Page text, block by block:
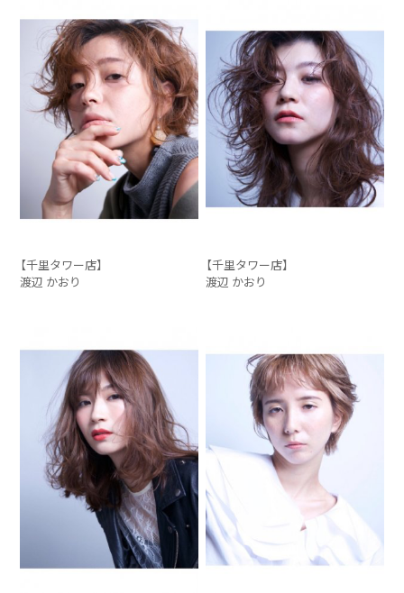
【千里タワー店】
渡辺 かおり
【千里タワー店】
渡辺 かおり